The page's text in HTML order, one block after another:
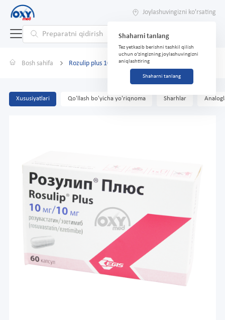
Joylashuvingizni ko'rsating
Shaharni tanlang
Tez yetkazib berishni tashkil qilish
uchun o'zingizning joylashuvingizni
aniqlashtiring
Shaharni tanlang
Bosh sahifa Rozulip plus 10 mg/10 mg № 60 qopqoq.
Xususiyatlari Qo'llash bo'yicha yo'riqnoma Sharhlar